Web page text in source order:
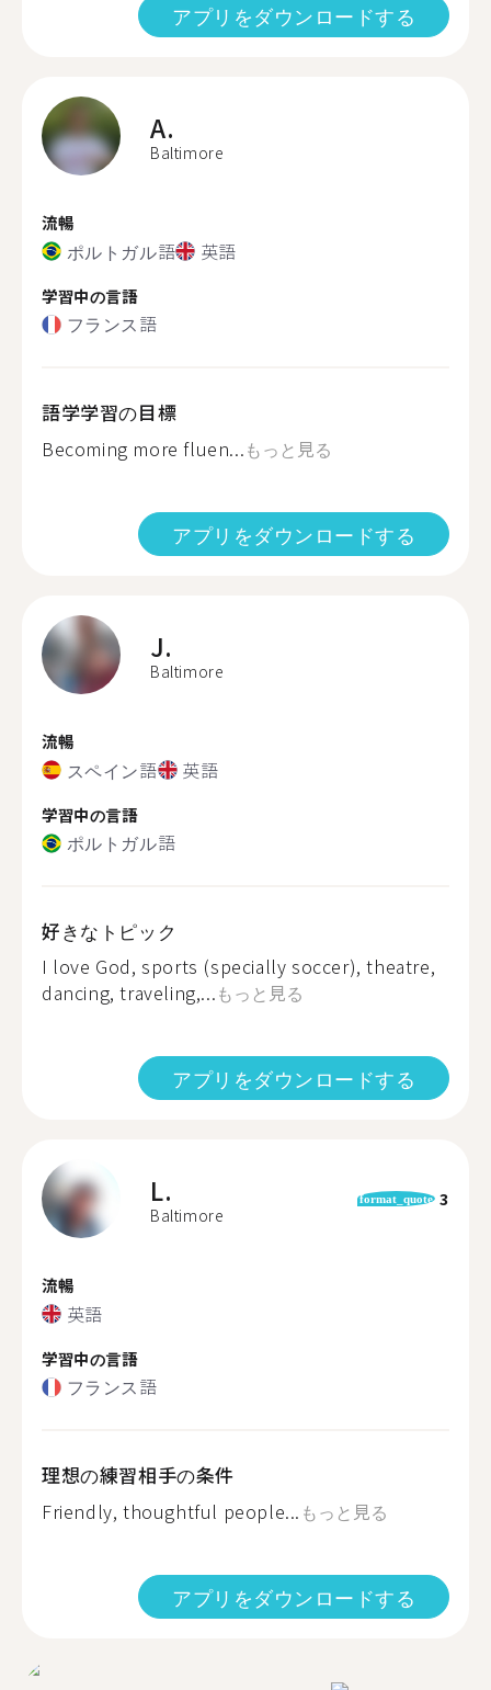
アプリをダウンロードする
A.
Baltimore
流暢
ポルトガル語 英語
学習中の言語
フランス語
語学学習の目標
Becoming more fluen...もっと見る
アプリをダウンロードする
J.
Baltimore
流暢
スペイン語 英語
学習中の言語
ポルトガル語
好きなトピック
I love God, sports (specially soccer), theatre,
dancing, traveling,...もっと見る
アプリをダウンロードする
L.
Baltimore
format_quote 3
流暢
英語
学習中の言語
フランス語
理想の練習相手の条件
Friendly, thoughtful people... もっと見る
アプリをダウンロードする